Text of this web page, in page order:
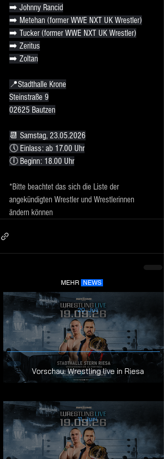
➡️ Johnny Rancid
➡️ Metehan (former WWE NXT UK Wrestler)
➡️ Tucker (former WWE NXT UK Wrestler)
➡️ Zeritus
➡️ Zoltan
📍Stadthalle Krone
Steinstraße 9
02625 Bautzen
📆 Samstag, 23.05.2026
🕔 Einlass: ab 17.00 Uhr
🕕 Beginn: 18.00 Uhr
*Bitte beachtet das sich die Liste der
angekündigten Wrestler und Wrestlerinnen
ändern können
MEHR NEWS
Vorschau: Wrestling live in Riesa
20. Juli
11. Juni